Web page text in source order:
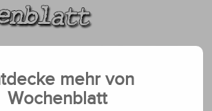
mehr von
Wochenblatt